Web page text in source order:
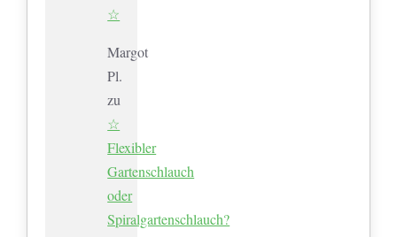
☆
Margot
Pl.
zu
☆
Flexibler
Gartenschlauch
oder
Spiralgartenschlauch?